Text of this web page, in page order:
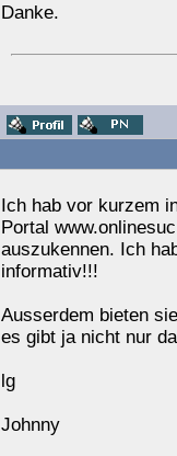
Danke.
Ich hab vor kurzem
Portal
auszukennen. Ich
informativ!!!
Ausserdem bieten
es gibt ja nicht nur
lg
Johnny